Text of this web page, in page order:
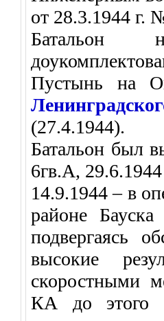
от 28.3.1944 г.
Батальон
Пустынь на
(27.4.1944).
Батальон был
6гв.А,
14.9.1944 – в
районе
подвергаясь
высокие
скоростными
КА до этого